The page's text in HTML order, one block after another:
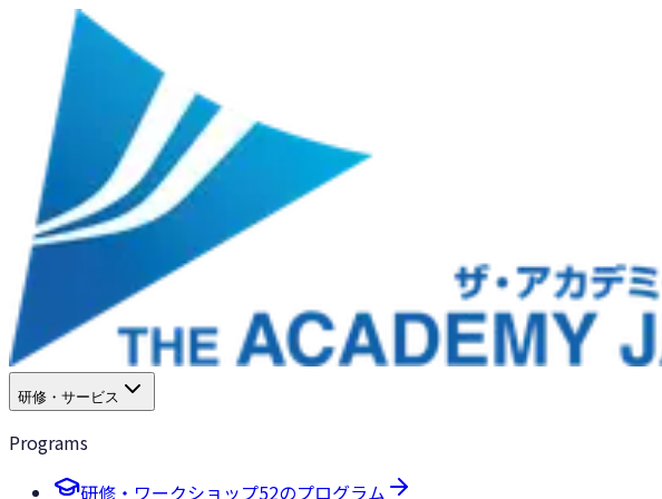
研修・サービス
Programs
研修・ワークショップ52のプログラム